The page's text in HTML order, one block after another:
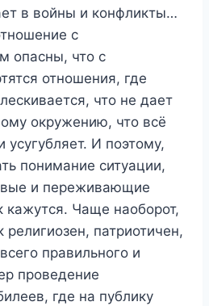
в войны и конфликты…
с
опасны, что с
отношения, где
что не дает
окружению, что всё
усугубляет. И поэтому,
понимание ситуации,
и переживающие
Чаще наоборот,
патриотичен,
правильного и
проведение
где на публику